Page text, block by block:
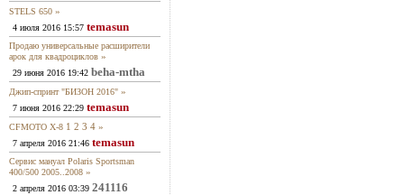
STELS 650 »
4 июля 2016 15:57 temasun
Продаю универсальные расширители
арок для квадроциклов »
29 июня 2016 19:42 beha-mtha
Джип-спринт "БИЗОН 2016" »
7 июня 2016 22:29 temasun
CFMOTO X-8 1 2 3 4 »
7 апреля 2016 21:46 temasun
Сервис мануал Polaris Sportsman
400/500 2005..2008 »
2 апреля 2016 03:39 241116